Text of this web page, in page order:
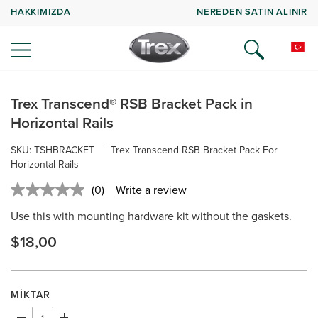
HAKKIMIZDA NEREDEN SATIN ALINIR
Trex Transcend® RSB Bracket Pack in
Horizontal Rails
SKU: TSHBRACKET | Trex Transcend RSB Bracket Pack For
Horizontal Rails
No
value.
(0)
Write a review
Use this with mounting hardware kit without the gaskets.
$18,00
MIKTAR